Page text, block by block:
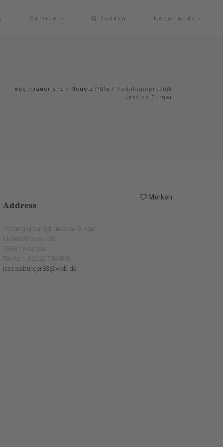
Service Zoeken Nederlands
#deinsauerland / Neusta POIs / Podologiepraktijk
Jessica Burger
Merken
Address
Podologiepraktijk Jessica Burger
Möhnestrasse 108
59581 Warstein
Telefoon: 02925 7089803
jessicaburger83@web.de